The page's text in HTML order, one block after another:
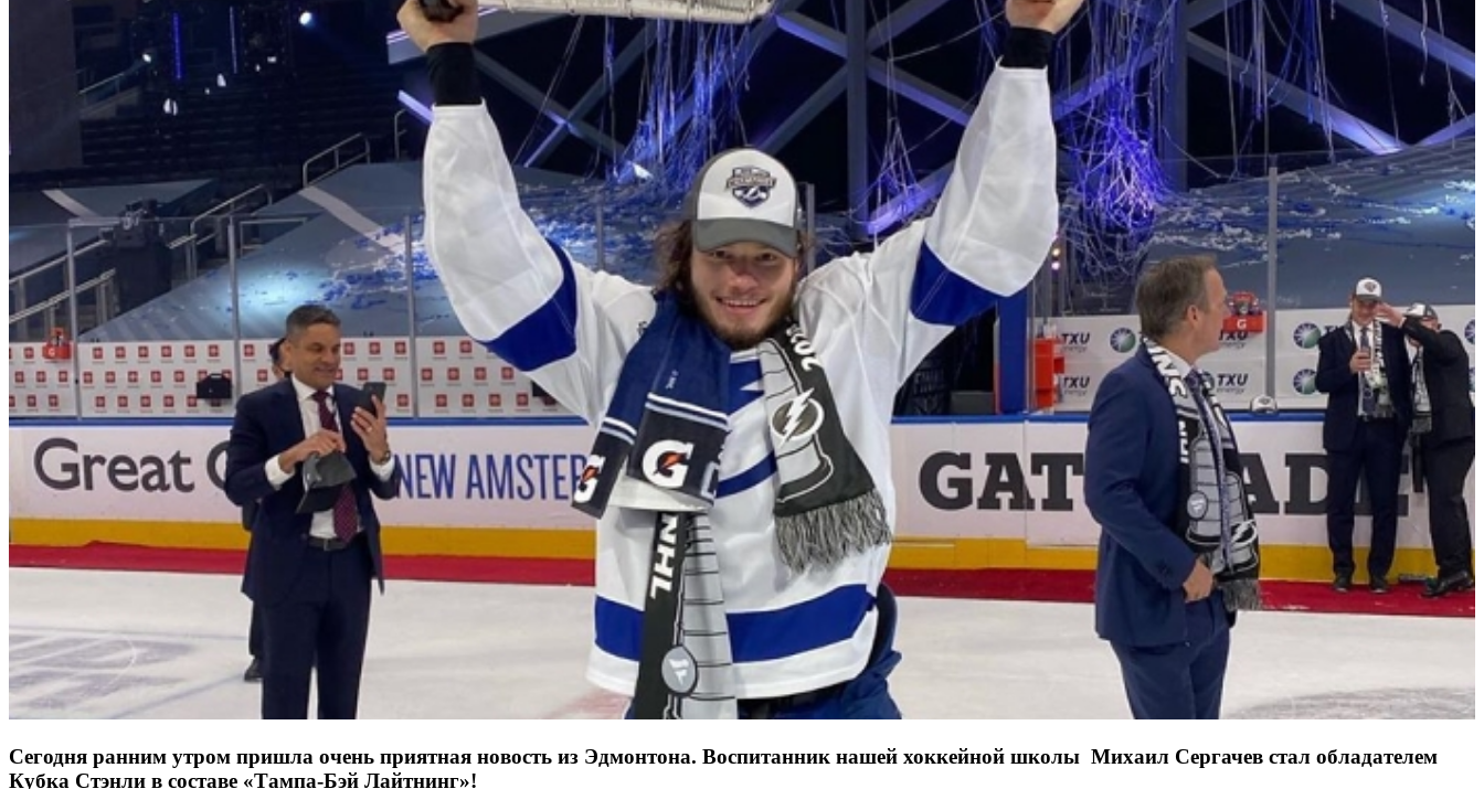
Сегодня ранним утром пришла очень приятная новость из Эдмонтона. Воспитанник нашей хоккейной школы Михаил Сергачев стал обладателем
Кубка Стэнли в составе «Тампа-Бэй Лайтнинг»!